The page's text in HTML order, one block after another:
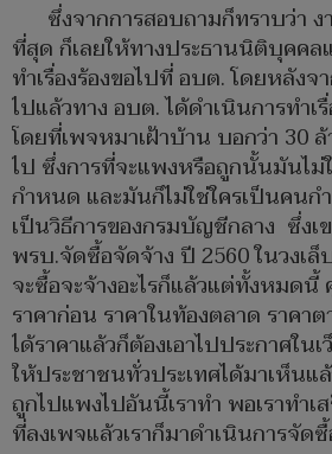
ซึ่งจากการสอบถามก็ทราบว่า
ที่สุด ก็เลยให้ทางประธานนิติบุคค
ทำเรื่องร้องขอไปที่ อบต. โดยหลัง
ไปแล้วทาง อบต. ได้ดำเนินการทำเ
โดยที่เพจหมาเฝ้าบ้าน บอกว่า 30
ไป ซึ่งการที่จะแพงหรือถูกนั้นมันไ
กำหนด และมันก็ไม่ใช่ใครเป็นคนก
เป็นวิธีการของกรมบัญชีกลาง ซึ่งเ
พรบ.จัดซื้อจัดจ้าง ปี 2560 ในวงเ
จะซื้อจะจ้างอะไรก็แล้วแต่ทั้งหมด
ราคาก่อน ราคาในท้องตลาด ราคา
ได้ราคาแล้วก็ต้องเอาไปประกาศใน
ให้ประชาชนทั่วประเทศได้มาเห็นแ
ถูกไปแพงไปอันนี้เราทำ พอเราทำเ
ที่ลงเพจแล้วเราก็มาดำเนินการจัด